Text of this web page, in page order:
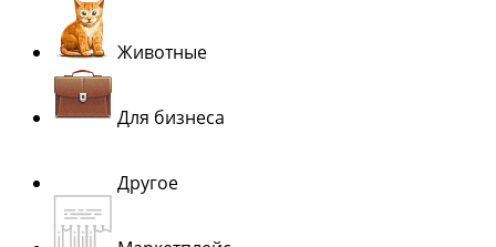
Животные
Для бизнеса
Другое